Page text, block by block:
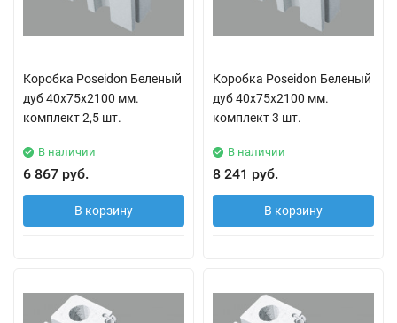
Коробка Poseidon Беленый
дуб 40х75х2100 мм.
комплект 2,5 шт.
В наличии
6 867 руб.
В корзину
Коробка Poseidon Беленый
дуб 40х75х2100 мм.
комплект 3 шт.
В наличии
8 241 руб.
В корзину